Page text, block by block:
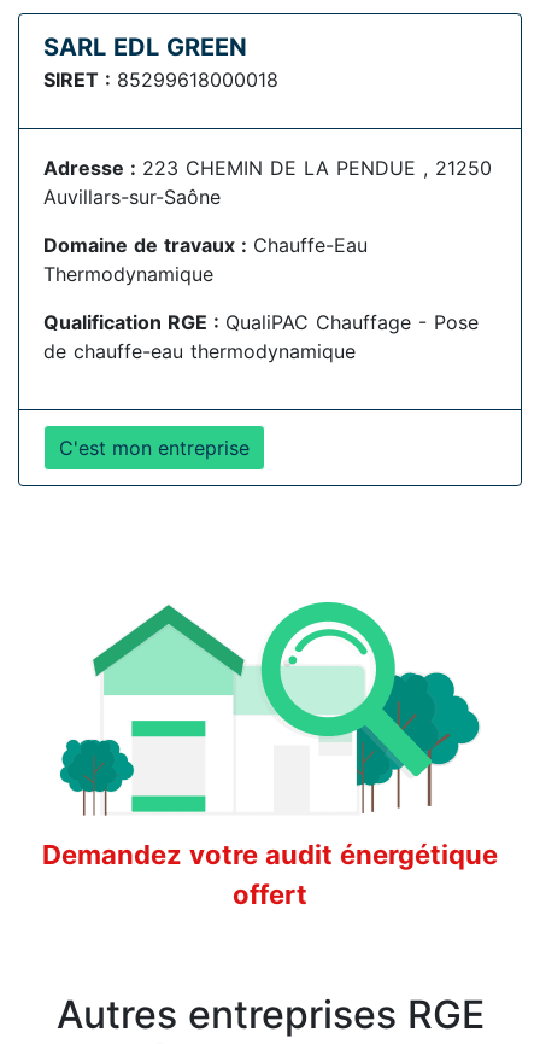
SARL EDL GREEN
SIRET : 85299618000018
Adresse : 223 CHEMIN DE LA PENDUE , 21250
Auvillars-sur-Saône
Domaine de travaux : Chauffe-Eau
Thermodynamique
Qualification RGE : QualiPAC Chauffage - Pose
de chauffe-eau thermodynamique
C'est mon entreprise
Demandez votre audit énergétique
offert
Autres entreprises RGE